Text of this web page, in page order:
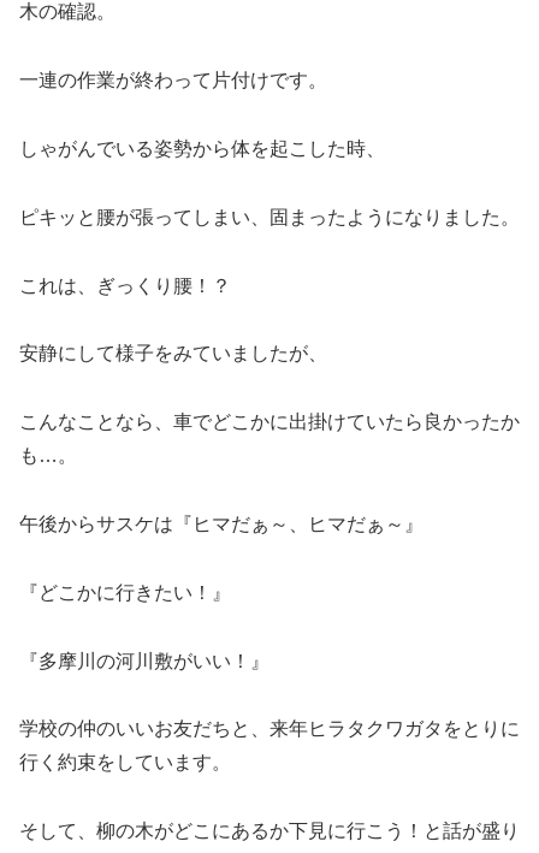
木の確認。
一連の作業が終わって片付けです。
しゃがんでいる姿勢から体を起こした時、
ピキッと腰が張ってしまい、固まったようになりました。
これは、ぎっくり腰！？
安静にして様子をみていましたが、
こんなことなら、車でどこかに出掛けていたら良かったか
も…。
午後からサスケは『ヒマだぁ～、ヒマだぁ～』
『どこかに行きたい！』
『多摩川の河川敷がいい！』
学校の仲のいいお友だちと、来年ヒラタクワガタをとりに
行く約束をしています。
そして、柳の木がどこにあるか下見に行こう！と話が盛り